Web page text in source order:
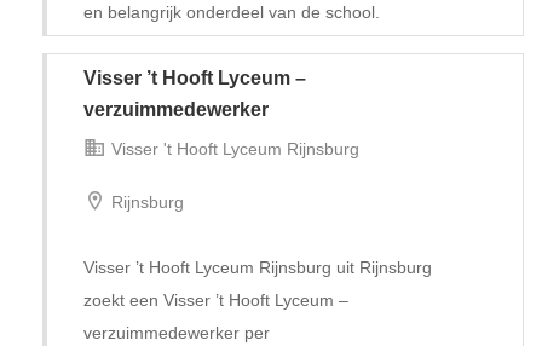
Tijdelijk met uitzicht op vast
en belangrijk onderdeel van de school.
Visser ’t Hooft Lyceum –
verzuimmedewerker
Visser 't Hooft Lyceum Rijnsburg
Rijnsburg
Visser ’t Hooft Lyceum Rijnsburg uit Rijnsburg
zoekt een Visser ’t Hooft Lyceum –
verzuimmedewerker per